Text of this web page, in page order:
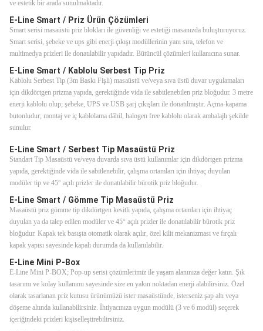
ve estetik bir arada sunulmaktadır.
E-Line Smart / Priz Ürün Çözümleri
Smart serisi masaüstü priz blokları ile güvenliği ve estetiği masanızda buluşturuyoruz.
Smart serisi, şebeke ve ups gibi enerji çıkışı modüllerinin yanı sıra, telefon ve
multimedya prizleri ile donatılabilir yapıdadır. Bütüncül çözümleri kullanıcına sunar.
E-Line Smart / Kablolu Serbest Tip Priz
Kablolu Serbest Tip (3m Baskı Fişli) masaüstü ve/veya sıva üstü duvar uygulamaları
için dikdörtgen prizma yapıda, gerektiğinde vida ile sabitlenebilen priz bloğudur. 3 metre
enerji kablolu olup; şebeke, UPS ve USB şarj çıkışları ile donatılmıştır. Açma-kapama
butonludur; montaj ve iç kablolama dâhil, halogen free kablolu olarak ambalajlı şekilde
sunulur.
E-Line Smart / Serbest Tip Masaüstü Priz
Standart Tip Masaüstü ve/veya duvarda sıva üstü kullanımlar için dikdörtgen prizma
yapıda, gerektiğinde vida ile sabitlenebilir, çalışma ortamları için ihtiyaç duyulan
modüler tip ve 45° açılı prizler ile donatılabilir bürotik priz bloğudur.
E-Line Smart / Gömme Tip Masaüstü Priz
Masaüstü priz gömme tip dikdörtgen kesitli yapıda, çalışma ortamları için ihtiyaç
duyulan ya da talep edilen modüler ve 45° açılı prizler ile donatılabilir bürotik priz
bloğudur. Kapak tek basışta otomatik olarak açılır, özel kilit mekanizması ve fırçalı
kapak yapısı sayesinde kapalı durumda da kullanılabilir.
E-Line Mini P-Box
E-Line Mini P-BOX; Pop-up serisi çözümlerimiz ile yaşam alanınıza değer katın. Şık
tasarımı ve kolay kullanımı sayesinde size en yakın noktadan enerji alabilirsiniz. Özel
olarak tasarlanan priz kutusu ürünümüzü ister masaüstünde, isterseniz şap altı veya
döşeme altında kullanabilirsiniz. İhtiyacınıza uygun modülü (3 ve 6 modül) seçerek
içeriğindeki prizleri kişiselleştirebilirsiniz.